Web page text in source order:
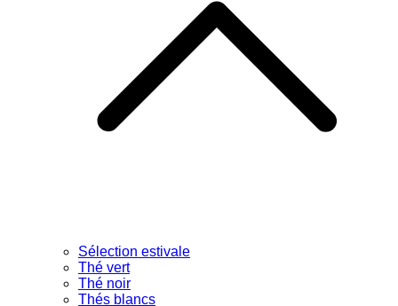
Sélection estivale
Thé vert
Thé noir
Thés blancs